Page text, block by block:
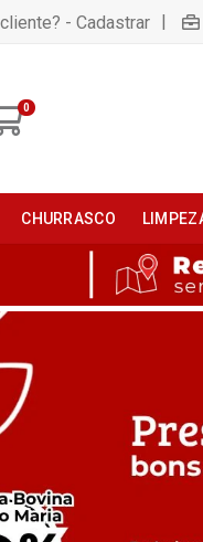
- Cadastrar |
0
CHURRASCO